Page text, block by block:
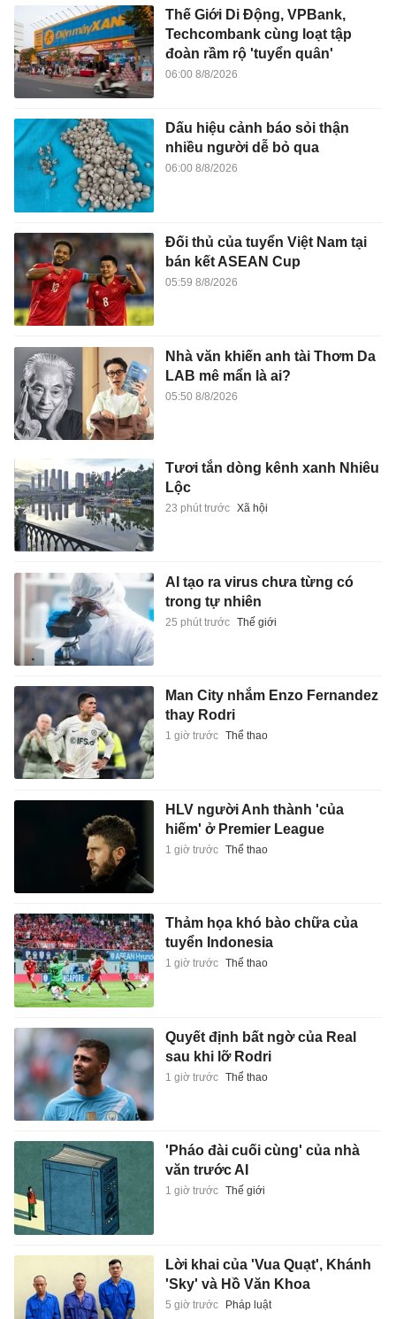
Thế Giới Di Động, VPBank,
Techcombank cùng loạt tập
đoàn rầm rộ 'tuyển quân'
06:00 8/8/2026
Dấu hiệu cảnh báo sỏi thận
nhiều người dễ bỏ qua
06:00 8/8/2026
Đối thủ của tuyển Việt Nam tại
bán kết ASEAN Cup
05:59 8/8/2026
Nhà văn khiến anh tài Thơm Da
LAB mê mẩn là ai?
05:50 8/8/2026
Tươi tắn dòng kênh xanh Nhiêu
Lộc
23 phút trước Xã hội
AI tạo ra virus chưa từng có
trong tự nhiên
25 phút trước Thế giới
Man City nhắm Enzo Fernandez
thay Rodri
1 giờ trước Thể thao
HLV người Anh thành 'của
hiếm' ở Premier League
1 giờ trước Thể thao
Thảm họa khó bào chữa của
tuyển Indonesia
1 giờ trước Thể thao
Quyết định bất ngờ của Real
sau khi lỡ Rodri
1 giờ trước Thể thao
'Pháo đài cuối cùng' của nhà
văn trước AI
1 giờ trước Thế giới
Lời khai của 'Vua Quạt', Khánh
'Sky' và Hồ Văn Khoa
5 giờ trước Pháp luật